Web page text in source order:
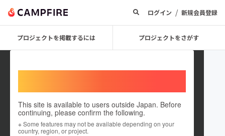
ログイン / 新規会員登録
プロジェクトを掲載するには プロジェクトをさがす
This site is available to users outside Japan. Before
continuing, please confirm the following.
※ Some features may not be available depending on your
country, region, or project.
雫有希